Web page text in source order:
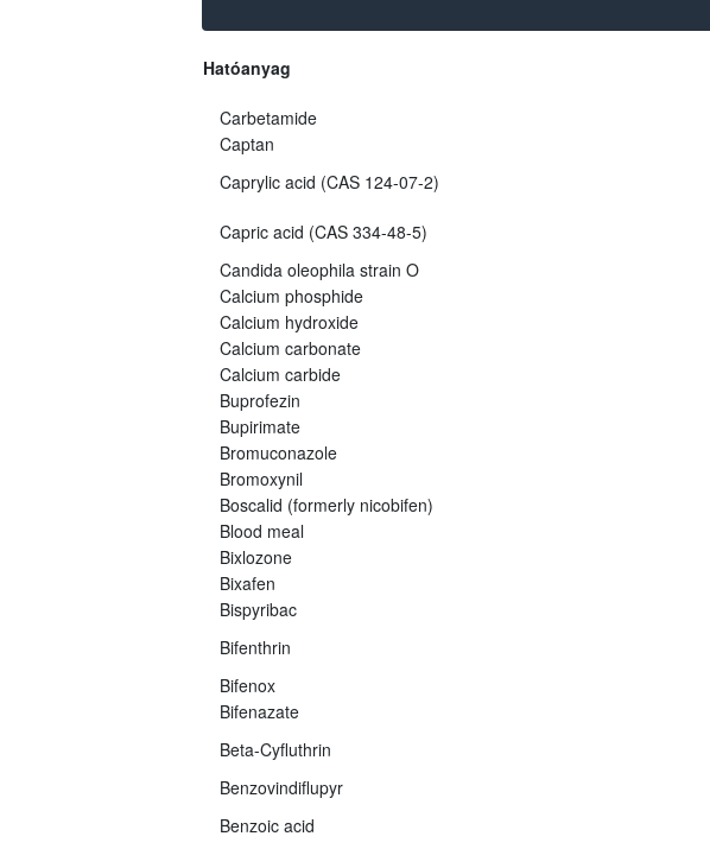
Hatóanyag
Carbetamide
Captan
Caprylic acid (CAS 124-07-2)
Capric acid (CAS 334-48-5)
Candida oleophila strain O
Calcium phosphide
Calcium hydroxide
Calcium carbonate
Calcium carbide
Buprofezin
Bupirimate
Bromuconazole
Bromoxynil
Boscalid (formerly nicobifen)
Blood meal
Bixlozone
Bixafen
Bispyribac
Bifenthrin
Bifenox
Bifenazate
Beta-Cyfluthrin
Benzovindiflupyr
Benzoic acid